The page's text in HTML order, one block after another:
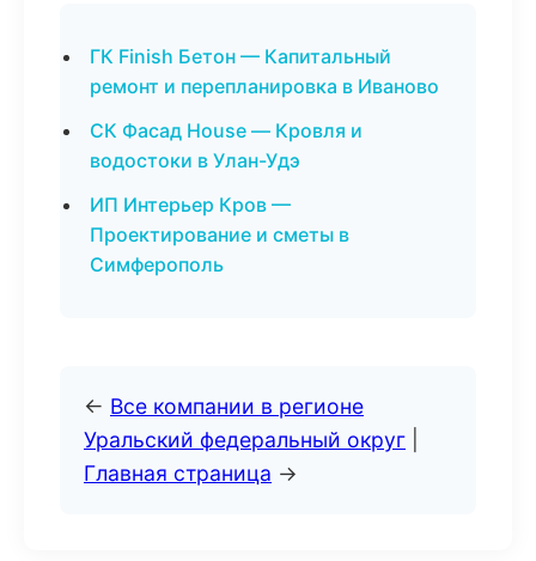
ГК Finish Бетон — Капитальный
ремонт и перепланировка в Иваново
СК Фасад House — Кровля и
водостоки в Улан-Удэ
ИП Интерьер Кров —
Проектирование и сметы в
Симферополь
← Все компании в регионе
Уральский федеральный округ
Главная страница →